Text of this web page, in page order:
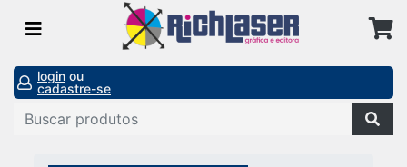
login ou
cadastre-se